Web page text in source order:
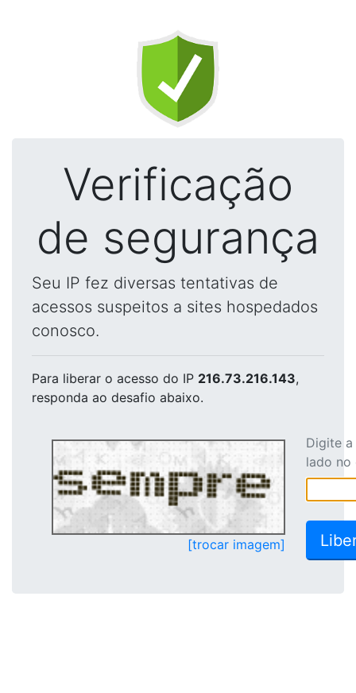
Verificação
de segurança
Seu IP fez diversas tentativas de
acessos suspeitos a sites hospedados
conosco.
Para liberar o acesso do IP 216.73.216.143,
responda ao desafio abaixo.
[trocar imagem]
Digite
lado no